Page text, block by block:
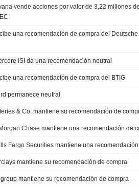
vende acciones por valor de 3,22 millones
CO. : Evercore ISI da una recomendación neutral
CO. : Recibe una recomendación de compra del BTIG
CO. : Baird permanece neutral
CO. : Jefferies & Co. mantiene su recomendación de
CO. : JPMorgan Chase mantiene una recomendación
CO. : Wells Fargo Securities mantiene una
CO. : Barclays mantiene su recomendación de compra
CO. : Citigroup mantiene su recomendación de compra